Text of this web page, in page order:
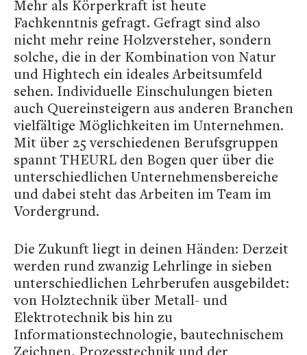
Mehr als Körperkraft ist heute
Fachkenntnis gefragt. Gefragt sind also
nicht mehr reine Holzversteher, sondern
solche, die in der Kombination von Natur
und Hightech ein ideales Arbeitsumfeld
sehen. Individuelle Einschulungen bieten
auch Quereinsteigern aus anderen Branchen
vielfältige Möglichkeiten im Unternehmen.
Mit über 25 verschiedenen Berufsgruppen
spannt THEURL den Bogen quer über die
unterschiedlichen Unternehmensbereiche
und dabei steht das Arbeiten im Team im
Vordergrund.
Die Zukunft liegt in deinen Händen: Derzeit
werden rund zwanzig Lehrlinge in sieben
unterschiedlichen Lehrberufen ausgebildet:
von Holztechnik über Metall- und
Elektrotechnik bis hin zu
Informationstechnologie, bautechnischem